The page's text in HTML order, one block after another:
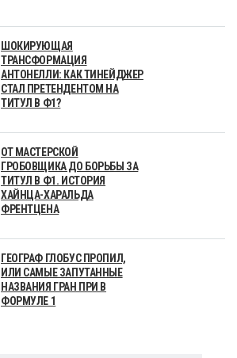
ШОКИРУЮЩАЯ
ТРАНСФОРМАЦИЯ
АНТОНЕЛЛИ: КАК ТИНЕЙДЖЕР
СТАЛ ПРЕТЕНДЕНТОМ НА
ТИТУЛ В Ф1?
ОТ МАСТЕРСКОЙ
ГРОБОВЩИКА ДО БОРЬБЫ ЗА
ТИТУЛ В Ф1. ИСТОРИЯ
ХАЙНЦА-ХАРАЛЬДА
ФРЕНТЦЕНА
ГЕОГРАФ ГЛОБУС ПРОПИЛ,
ИЛИ САМЫЕ ЗАПУТАННЫЕ
НАЗВАНИЯ ГРАН ПРИ В
ФОРМУЛЕ 1